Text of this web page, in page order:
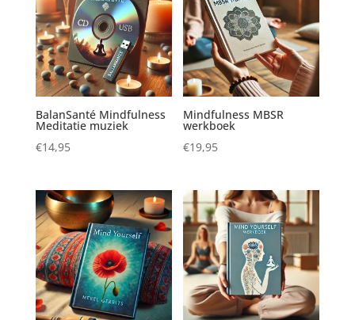
BalanSanté Mindfulness
Meditatie muziek
€14,95
Mindfulness MBSR
werkboek
€19,95